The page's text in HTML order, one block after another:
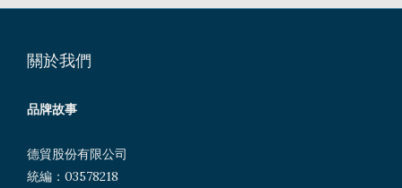
關於我們
品牌故事
德貿股份有限公司
統編：03578218